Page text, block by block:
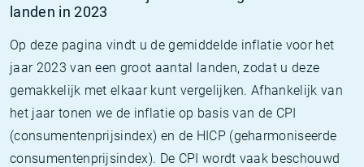
landen in 2023
Op deze pagina vindt u de gemiddelde inflatie voor het
jaar 2023 van een groot aantal landen, zodat u deze
gemakkelijk met elkaar kunt vergelijken. Afhankelijk van
het jaar tonen we de inflatie op basis van de CPI
(consumentenprijsindex) en de HICP (geharmoniseerde
consumentenprijsindex). De CPI wordt vaak beschouwd